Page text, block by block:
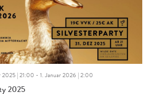
2025
2025 | 21:00 - 1. Januar 2026 | 2:00